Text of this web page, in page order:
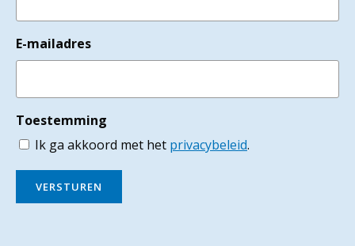
E-mailadres
Toestemming
Ik ga akkoord met het privacybeleid.
VERSTUREN